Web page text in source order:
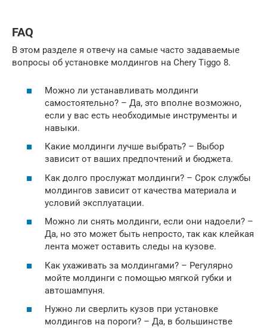
FAQ
В этом разделе я отвечу на самые часто задаваемые
вопросы об установке молдингов на Chery Tiggo 8.
Можно ли устанавливать молдинги
самостоятельно? – Да, это вполне возможно,
если у вас есть необходимые инструменты и
навыки.
Какие молдинги лучше выбрать? – Выбор
зависит от ваших предпочтений и бюджета.
Как долго прослужат молдинги? – Срок службы
молдингов зависит от качества материала и
условий эксплуатации.
Можно ли снять молдинги, если они надоели? –
Да, но это может быть непросто, так как клейкая
лента может оставить следы на кузове.
Как ухаживать за молдингами? – Регулярно
мойте молдинги с помощью мягкой губки и
автошампуня.
Нужно ли сверлить кузов при установке
молдингов на пороги? – Да, в большинстве